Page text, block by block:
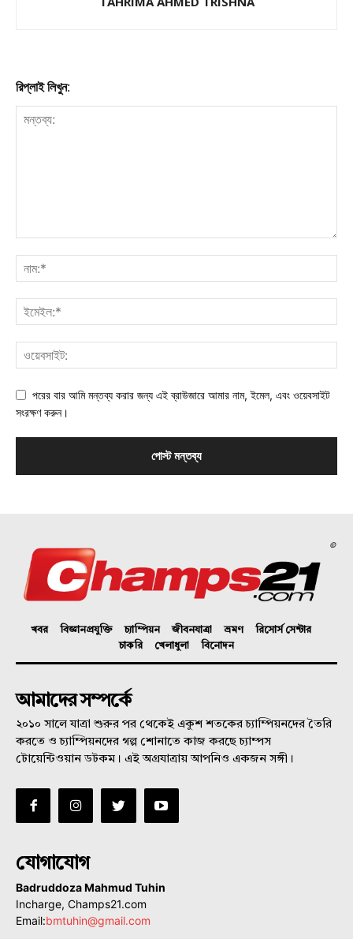
রিপ্লাই লিখুন:
পরের বার আমি মন্তব্য করার জন্য এই ব্রাউজারে আমার নাম, ইমেল, এবং ওয়েবসাইট
সংরক্ষণ করুন।
©
খবর বিজ্ঞানপ্রযুক্তি চ্যাম্পিয়ন জীবনযাত্রা ভ্রমণ
রিসোর্স সেন্টার
চাকরি
খেলাধুলা বিনোদন
আমাদের সম্পর্কে
২০১০ সালে যাত্রা শুরুর পর থেকেই একুশ শতকের চ্যাম্পিয়নদের তৈরি
করতে ও চ্যাম্পিয়নদের গল্প শোনাতে কাজ করছে চ্যাম্পস
টোয়েন্টিওয়ান ডটকম। এই অগ্রযাত্রায় আপনিও একজন সঙ্গী।
যোগাযোগ
Badruddoza Mahmud Tuhin
Incharge, Champs21.com
Email:bmtuhin@gmail.com